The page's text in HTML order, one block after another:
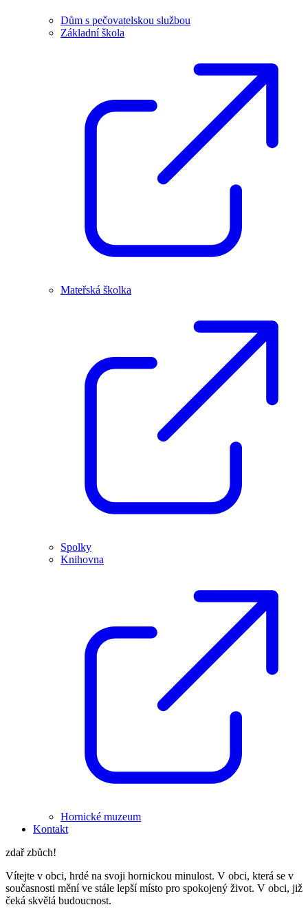
Dům s pečovatelskou službou
Základní škola
Mateřská školka
Spolky
Knihovna
Hornické muzeum
Kontakt
zdař zbůch!
Vítejte v obci, hrdé na svoji hornickou minulost. V obci, která se v
současnosti mění ve stále lepší místo pro spokojený život. V obci, již
čeká skvělá budoucnost.